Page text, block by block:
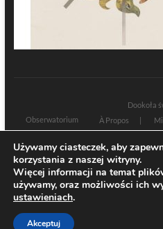
Dookoła
Obserwatorium
À Propos
Sacrum profanum
Znaki czasu
Rozmowy
| Designed by:Theme Freesia
Używamy ciasteczek, aby
korzystania z naszej witryny.
Więcej informacji na temat
używamy, oraz możliwości ich
ustawieniach.
Akceptuj